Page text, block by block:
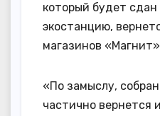
который будет сдан
экостанцию,
магазинов
«По замыслу,
частично вернется